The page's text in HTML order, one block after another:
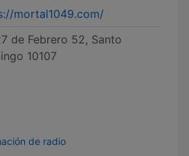
mortal1049.com/
de Febrero 52, Santo
10107
de radio